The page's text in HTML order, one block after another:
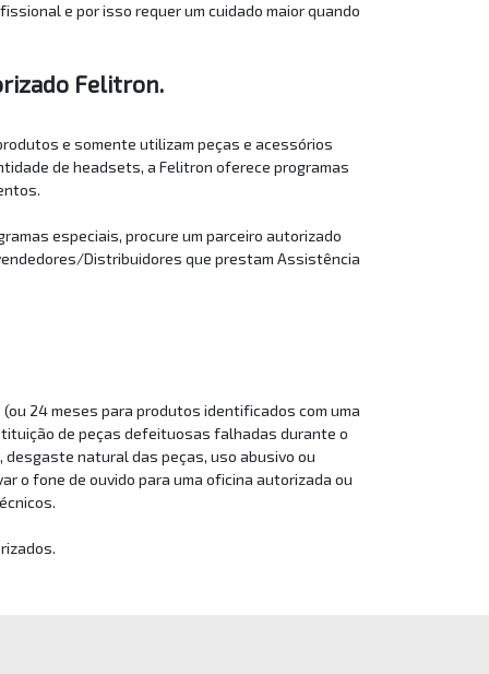
e por isso requer um cuidado maior quando
Felitron.
e somente utilizam peças e acessórios
de headsets, a Felitron oferece programas
especiais, procure um parceiro autorizado
Distribuidores que prestam Assistência
24 meses para produtos identificados com uma
de peças defeituosas falhadas durante o
natural das peças, uso abusivo ou
o fone de ouvido para uma oficina autorizada ou